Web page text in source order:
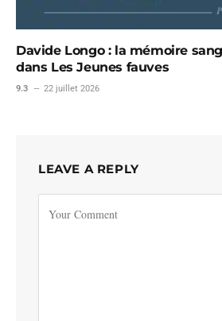
Davide Longo : la mémoire
dans Les Jeunes fauves
9.3 22 juillet 2026
LEAVE A REPLY